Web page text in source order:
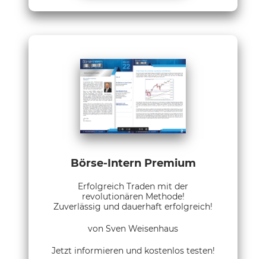
Börse-Intern Premium
Erfolgreich Traden mit der
revolutionären Methode!
Zuverlässig und dauerhaft erfolgreich!
von Sven Weisenhaus
Jetzt informieren und kostenlos testen!